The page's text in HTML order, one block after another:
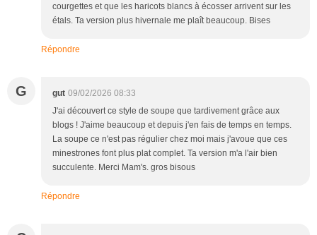
courgettes et que les haricots blancs à écosser arrivent sur les
étals. Ta version plus hivernale me plaît beaucoup. Bises
Répondre
G gut 09/02/2026 08:33
J'ai découvert ce style de soupe que tardivement grâce aux
blogs ! J'aime beaucoup et depuis j'en fais de temps en temps.
La soupe ce n'est pas régulier chez moi mais j'avoue que ces
minestrones font plus plat complet. Ta version m'a l'air bien
succulente. Merci Mam's. gros bisous
Répondre